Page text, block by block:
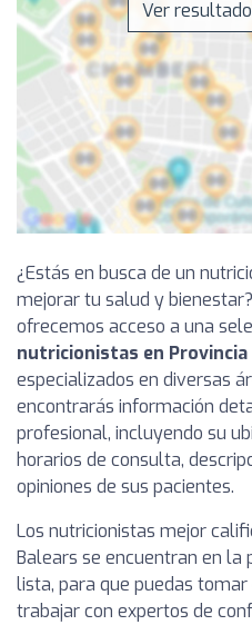
Ver
¿Estás en busca de un
mejorar tu salud y
ofrecemos acceso a una
nutricionistas en Provincia
especializados en diversas
encontrarás información
profesional, incluyendo su
horarios de consulta,
opiniones de sus pacientes.
Los nutricionistas mejor
Balears se encuentran en la
lista, para que puedas
trabajar con expertos de